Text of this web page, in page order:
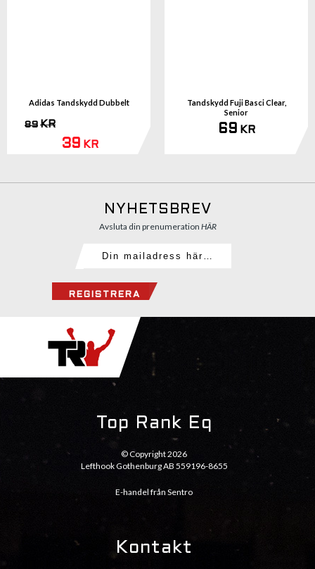
Adidas Tandskydd Dubbelt
89 KR
39 KR
Tandskydd Fuji Basci Clear,
Senior
69 KR
NYHETSBREV
Avsluta din prenumeration HÄR
REGISTRERA
Top Rank Eq
© Copyright 2026
Lefthook Gothenburg AB 559196-8655
E-handel från Sentro
Kontakt